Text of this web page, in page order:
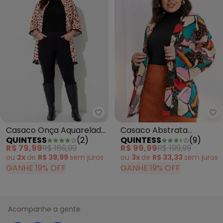
Quintess - Casaco Onça
Casaco Onça Aquarelada
em Malha de Poliéster
QUINTESS (2)
R$ 79,99R$ 169,99
ou 2x de R$ 39,99 sem juros
GANHE 19% OFF
Casaco Abstrata
Colorida em Viscose
Plana
QUINTESS (9)
R$ 99,99R$ 199,99
ou 3x de R$ 33,33 sem juros
GANHE 19% OFF
Acompanhe a gente